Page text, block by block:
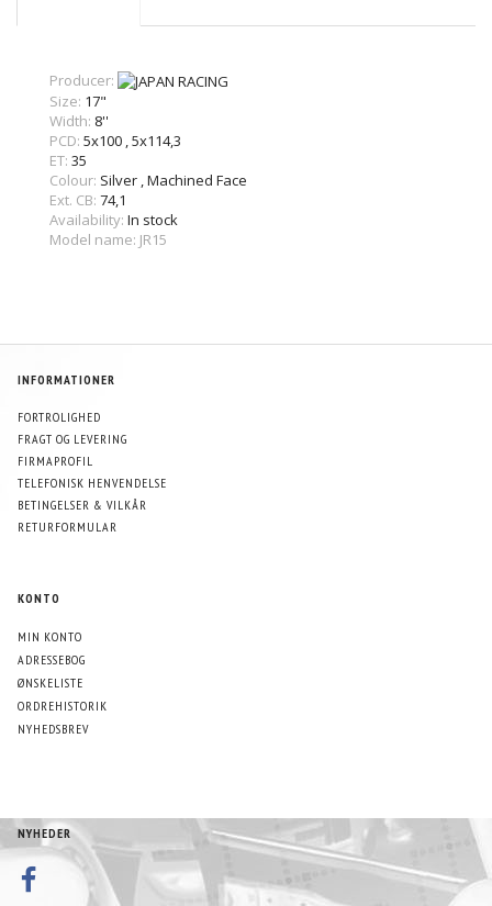
Producer:
Size: 17"
Width: 8''
PCD: 5x100 ,5x114,3
ET: 35
Colour: Silver ,Machined Face
Ext. CB: 74,1
Availability: In stock
Model name: JR15
INFORMATIONER
FORTROLIGHED
FRAGT OG LEVERING
FIRMAPROFIL
TELEFONISK HENVENDELSE
BETINGELSER & VILKÅR
RETURFORMULAR
KONTO
MIN KONTO
ADRESSEBOG
ØNSKELISTE
ORDREHISTORIK
NYHEDSBREV
NYHEDER